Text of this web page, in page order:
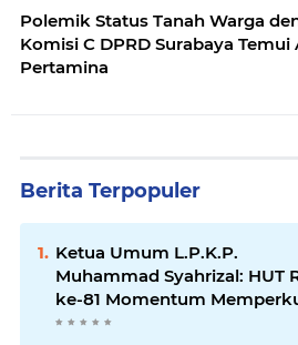
Polemik Status Tanah Warga
Komisi C DPRD Surabaya Temui
Pertamina
Berita Terpopuler
Ketua Umum L.P.K.P.
Muhammad Syahrizal: HUT
ke-81 Momentum
Persatuan dan Keadilan bagi